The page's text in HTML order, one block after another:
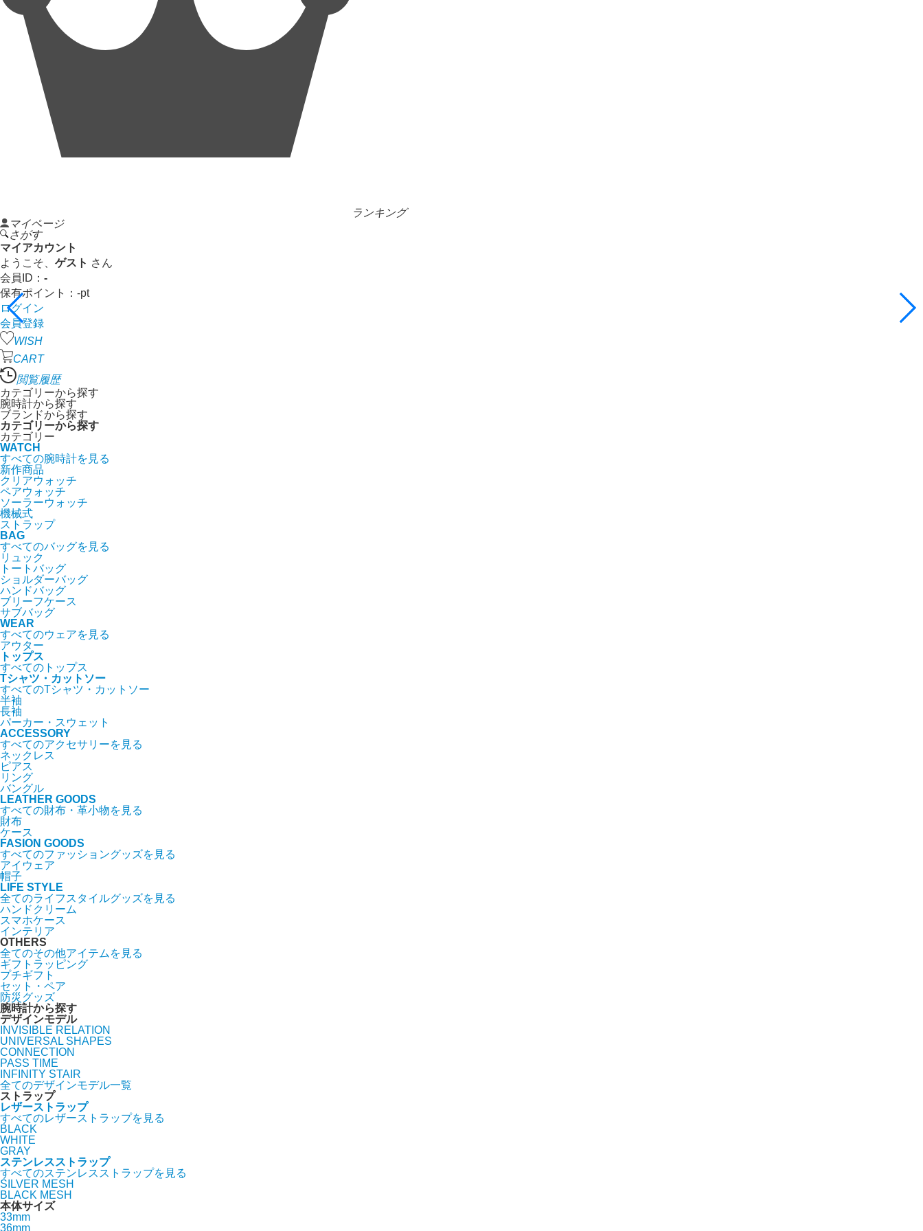
ランキング
マイページ
さがす
マイアカウント
ようこそ、 ゲスト さん
会員ID： -
保有ポイント： -pt
ログイン
会員登録
WISH
CART
閲覧履歴
カテゴリーから探す
腕時計から探す
ブランドから探す
カテゴリーから探す
カテゴリー
WATCH
すべての腕時計を見る
新作商品
クリアウォッチ
ペアウォッチ
ソーラーウォッチ
機械式
ストラップ
BAG
すべてのバッグを見る
リュック
トートバッグ
ショルダーバッグ
ハンドバッグ
ブリーフケース
サブバッグ
WEAR
すべてのウェアを見る
アウター
トップス
すべてのトップス
Tシャツ・カットソー
すべてのTシャツ・カットソー
半袖
長袖
パーカー・スウェット
ACCESSORY
すべてのアクセサリーを見る
ネックレス
ピアス
リング
バングル
LEATHER GOODS
すべての財布・革小物を見る
財布
ケース
FASION GOODS
すべてのファッショングッズを見る
アイウェア
帽子
LIFE STYLE
全てのライフスタイルグッズを見る
ハンドクリーム
スマホケース
インテリア
OTHERS
全てのその他アイテムを見る
ギフトラッピング
プチギフト
セット・ペア
防災グッズ
腕時計から探す
デザインモデル
INVISIBLE RELATION
UNIVERSAL SHAPES
CONNECTION
PASS TIME
INFINITY STAIR
全てのデザインモデル一覧
ストラップ
レザーストラップ
すべてのレザーストラップを見る
BLACK
WHITE
GRAY
ステンレスストラップ
すべてのステンレスストラップを見る
SILVER MESH
BLACK MESH
本体サイズ
33mm
36mm